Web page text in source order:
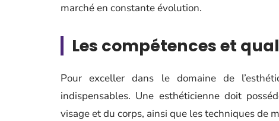
marché en constante évolution.
Les compétences et
Pour exceller dans le domaine de
indispensables. Une esthéticienne doit
visage et du corps, ainsi que les techniques de